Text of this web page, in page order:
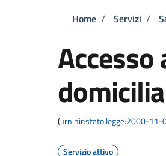
Briciole
Home / Servizi /
(urn:nir:stato:legge:2000-
Servizio attivo